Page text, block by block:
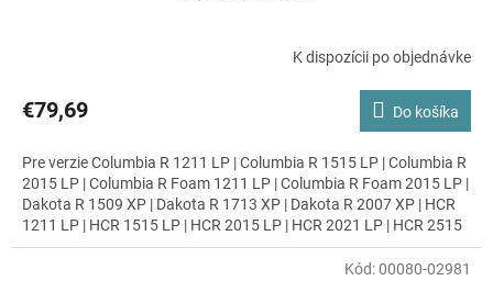
K dispozícii po objednávke
€79,69 Do košíka
Pre verzie Columbia R 1211 LP | Columbia R 1515 LP | Columbia R
2015 LP | Columbia R Foam 1211 LP | Columbia R Foam 2015 LP |
Dakota R 1509 XP | Dakota R 1713 XP | Dakota R 2007 XP | HCR
1211 LP | HCR 1515 LP | HCR 2015 LP | HCR 2021 LP | HCR 2515
LP | HHPV 1211 LP | HHPV 2015 LP | HHPV 2021 LP | HLR 1211
LP | HLR 1510 LP | HLR 1515 LP | HLR 1614 LP | HLR 2015 LP |
Kód:00080-02981